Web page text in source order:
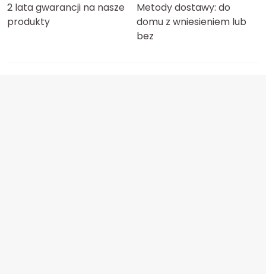
2 lata gwarancji na nasze
produkty
Metody dostawy: do
domu z wniesieniem lub
bez